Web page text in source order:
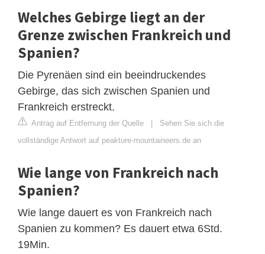
Welches Gebirge liegt an der
Grenze zwischen Frankreich und
Spanien?
Die Pyrenäen sind ein beeindruckendes
Gebirge, das sich zwischen Spanien und
Frankreich erstreckt.
Antrag auf Entfernung der Quelle | Sehen Sie sich die
vollständige Antwort auf peakture-mountaineers.de an
Wie lange von Frankreich nach
Spanien?
Wie lange dauert es von Frankreich nach
Spanien zu kommen? Es dauert etwa 6Std.
19Min.